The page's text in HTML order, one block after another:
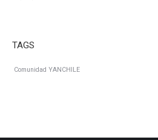
TAGS
Comunidad YANCHILE